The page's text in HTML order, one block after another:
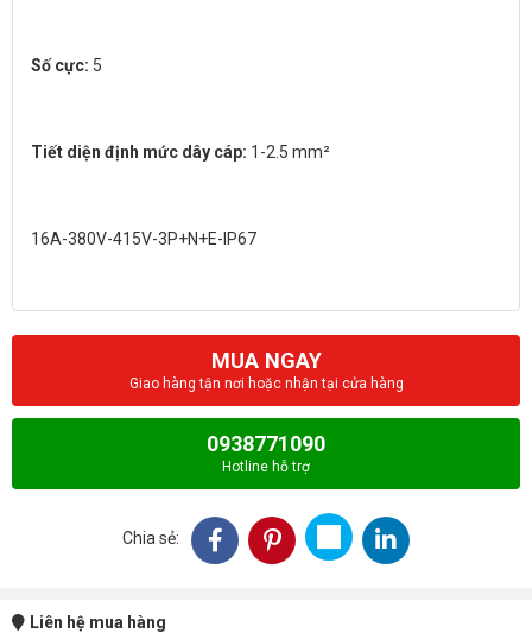
Số cực: 5
Tiết diện định mức dây cáp: 1-2.5 mm²
16A-380V-415V-3P+N+E-IP67
MUA NGAY
Giao hàng tận nơi hoặc nhận tại cửa hàng
0938771090
Hotline hỗ trợ
Chia sẻ:
Liên hệ mua hàng